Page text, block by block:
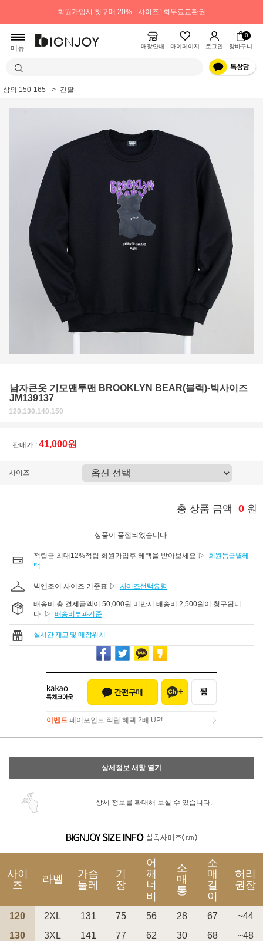
회원가입시 첫구매 20% 사이즈1회무료교환권
메뉴 매장안내 마이페이지 로그인
0
장바구니
상의 150-165 긴팔
남자큰옷 기모맨투맨 BROOKLYN BEAR(블랙)-빅사이즈
JM139137
120,130,140,150
판매가 : 41,000원
사이즈
총 상품 금액 0 원
상품이 품절되었습니다.
적립금 최대12%적립 회원가입후 혜택을 받아보세요 ▷
회원등급별혜
택
빅앤조이 사이즈 기준표 ▷ 사이즈선택요령
배송비 총 결제금액이 50,000원 미만시 배송비 2,500원이 청구됩니
다. ▷ 배송비부과기준
실시간 재고 및 매장위치
이벤트 페이포인트 적립 혜택 2배 UP!
상세정보 새창 열기
상세 정보를 확대해 보실 수 있습니다.
사이
즈
라벨
가슴
둘레
기
장
어
깨
너
비
소
매
통
소
매
길
이
허리
권장
120 2XL 131 75 56 28 67
~44
130
3XL 141 77 62 30 68
~48